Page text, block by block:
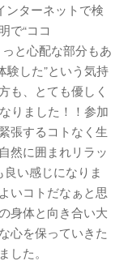
ンターネットで検
で“ココ
と心配な部分もあ
験した”という気持
も、とても優しく
りました！！参加
張するコトなく生
然に囲まれリラッ
い感じになりま
いコトだなぁと思
身体と向き合い大
心を保っていきた
した。